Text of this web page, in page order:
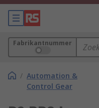
Fabrikantnummer
/ Automation &
Control Gear